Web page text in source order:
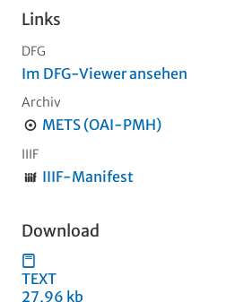
Links
DFG
Im DFG-Viewer ansehen
Archiv
METS (OAI-PMH)
IIIF
IIIF-Manifest
Download
TEXT
27,96 kb